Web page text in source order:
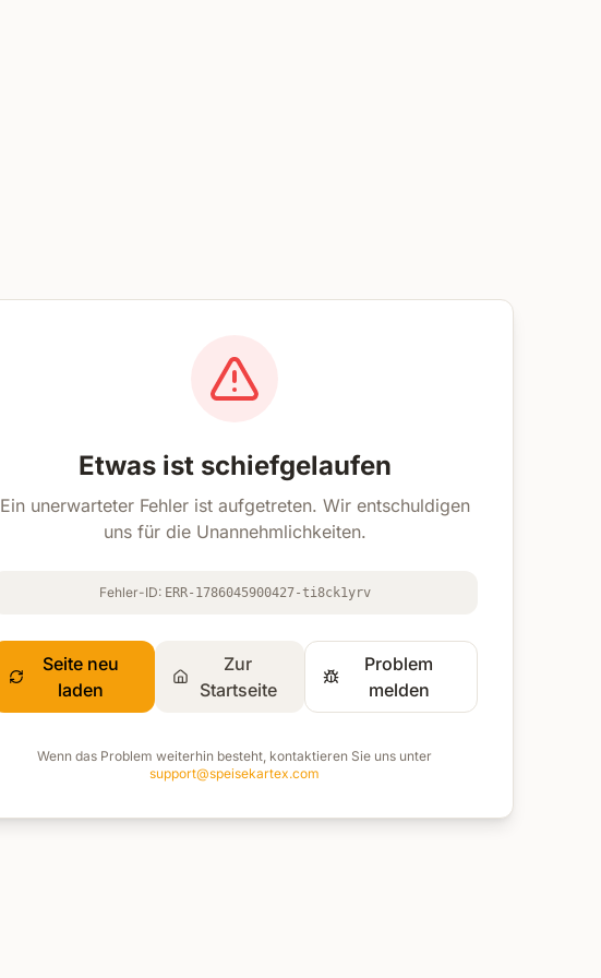
Etwas ist schiefgelaufen
Ein unerwarteter Fehler ist aufgetreten. Wir entschuldigen
uns für die Unannehmlichkeiten.
Fehler-ID: ERR-1786045900427-ti8ck1yrv
Seite neu
laden
Zur
Startseite
Problem
melden
Wenn das Problem weiterhin besteht, kontaktieren Sie uns unter
support@speisekartex.com